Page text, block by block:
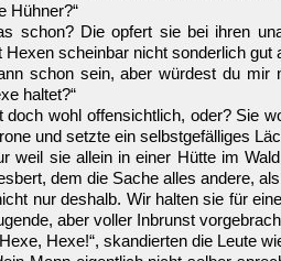
Hühner?“
schon? Die opfert sie bei ihren
Hexen scheinbar nicht sonderlich gut
schon sein, aber würdest du mir
haltet?“
doch wohl offensichtlich, oder? Sie
und setzte ein selbstgefälliges
weil sie allein in einer Hütte im
dem die Sache alles andere,
nur deshalb. Wir halten sie für
aber voller Inbrunst
Hexe!“, skandierten die Leute